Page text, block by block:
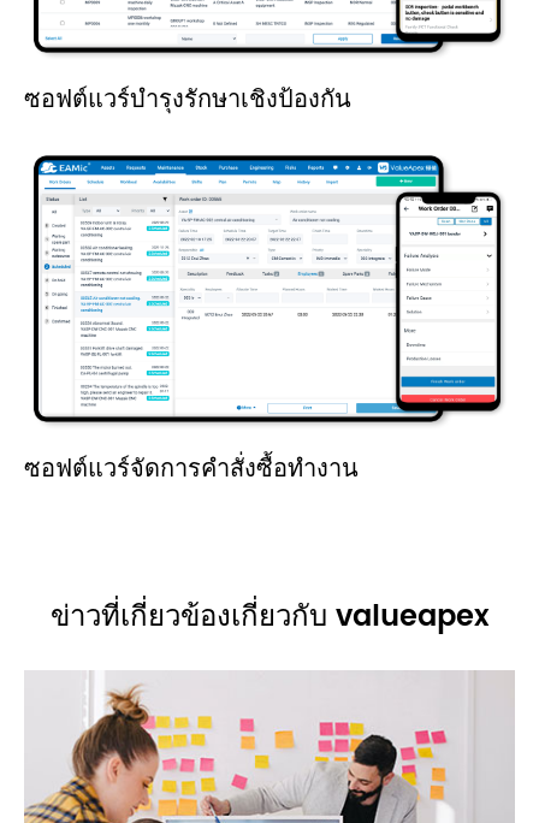
ซอฟต์แวร์บำรุงรักษาเชิงป้องกัน
ซอฟต์แวร์จัดการคำสั่งซื้อทำงาน
ข่าวที่เกี่ยวข้องเกี่ยวกับ valueapex